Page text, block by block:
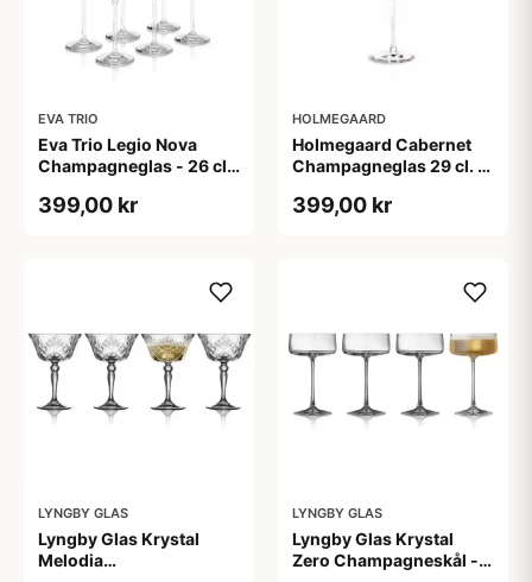
EVA TRIO
Eva Trio Legio Nova
Champagneglas - 26 cl.
399,00 kr
HOLMEGAARD
Holmegaard Cabernet
Champagneglas 29 cl. -
399,00 kr
LYNGBY GLAS
Lyngby Glas Krystal
Melodia
LYNGBY GLAS
Lyngby Glas Krystal
Zero Champagneskål - 4